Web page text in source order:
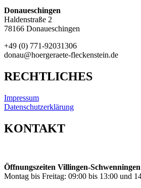
Donaueschingen
Haldenstraße 2
78166 Donaueschingen
+49 (0) 771-92031306
donau@hoergeraete-fleckenstein.de
RECHTLICHES
Impressum
Datenschutzerklärung
KONTAKT
Öffnungszeiten Villingen-
Montag bis Freitag: 09:00 bis 13:00 und